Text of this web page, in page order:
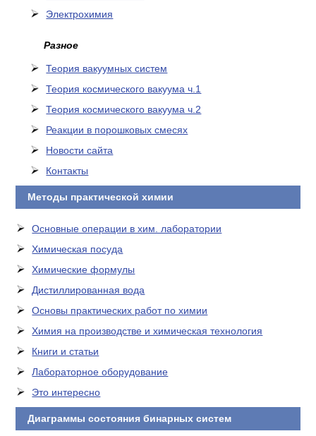
Электрохимия
Разное
Теория вакуумных систем
Теория космического вакуума ч.1
Теория космического вакуума ч.2
Реакции в порошковых смесях
Новости сайта
Контакты
Методы практической химии
Основные операции в хим. лаборатории
Химическая посуда
Химические формулы
Дистиллированная вода
Основы практических работ по химии
Химия на производстве и химическая технология
Книги и статьи
Лабораторное оборудование
Это интересно
Диаграммы состояния бинарных систем